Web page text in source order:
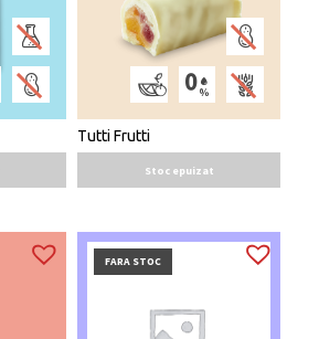
Tutti Frutti
Stoc epuizat
FARA STOC